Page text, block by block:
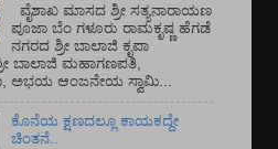
ವೈಶಾಖ ಮಾಸದ ಶ್ರೀ ಸತ್ಯನಾರಾಯಣ
ಪೂಜಾ ಬೆಂ ಗಳೂರು ರಾಮಕೃಷ್ಣ ಹೆಗಡೆ
ನಗರದ ಶ್ರೀ ಬಾಲಾಜಿ ಕೃಪಾ
ಬಾಲಾಜಿ ಮಹಾಗಣಪತಿ,
ಅಭಯ ಆಂಜನೇಯ ಸ್ವಾಮಿ...
ಕೊನೆಯ ಕ್ಷಣದಲ್ಲೂ ಕಾಯಕದ್ದೇ
ಚಿಂತನೆ..